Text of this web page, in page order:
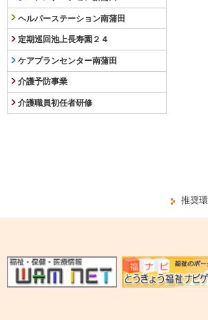
ヘルパーステーション南蒲田
定期巡回池上長寿園２４
ケアプランセンター南蒲田
介護予防事業
介護職員初任者研修
推奨